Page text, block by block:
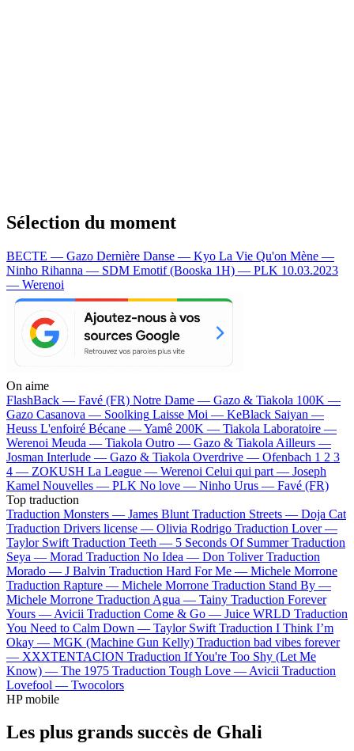
Sélection du moment
BECTE — Gazo Dernière Danse — Kyo La Vie Qu'on Mène —
Ninho Rihanna — SDM Emotif (Booska 1H) — PLK 10.03.2023
— Werenoi
On aime
FlashBack — Favé (FR) Notre Dame — Gazo & Tiakola 100K —
Gazo Casanova — Soolking Laisse Moi — KeBlack Saiyan —
Heuss L'enfoiré Bécane —Yamê 200K — Tiakola Laboratoire —
Werenoi Meuda — Tiakola Outro — Gazo & Tiakola Ailleurs —
Josman Interlude — Gazo & Tiakola Overdrive — Ofenbach 1 2 3
4 — ZOKUSH La League — Werenoi Celui qui part — Joseph
Kamel Nouvelles — PLK No love — Ninho Urus — Favé (FR)
Top traduction
Traduction Monsters — James Blunt Traduction Streets — Doja Cat
Traduction Drivers license — Olivia Rodrigo Traduction Lover —
Taylor Swift Traduction Teeth — 5 Seconds Of Summer Traduction
Seya — Morad Traduction No Idea — Don Toliver Traduction
Morado — J Balvin Traduction Hard For Me — Michele Morrone
Traduction Rapture — Michele Morrone Traduction Stand By —
Michele Morrone Traduction Agua — Tainy Traduction Forever
Yours — Avicii Traduction Come & Go — Juice WRLD Traduction
You Need to Calm Down — Taylor Swift Traduction I Think I’m
Okay — MGK (Machine Gun Kelly) Traduction bad vibes forever
— XXXTENTACION Traduction If You're Too Shy (Let Me
Know) — The 1975 Traduction Tough Love — Avicii Traduction
Lovefool — Twocolors
HP mobile
Les plus grands succès de Ghali